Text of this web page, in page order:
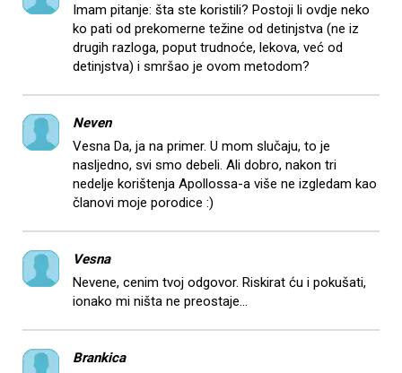
Imam pitanje: šta ste koristili? Postoji li ovdje neko
ko pati od prekomerne težine od detinjstva (ne iz
drugih razloga, poput trudnoće, lekova, već od
detinjstva) i smršao je ovom metodom?
Neven
Vesna Da, ja na primer. U mom slučaju, to je
nasljedno, svi smo debeli. Ali dobro, nakon tri
nedelje korištenja Apollossa-a više ne izgledam kao
članovi moje porodice :)
Vesna
Nevene, cenim tvoj odgovor. Riskirat ću i pokušati,
ionako mi ništa ne preostaje...
Brankica